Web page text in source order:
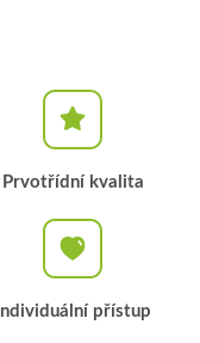
Prvotřídní kvalita
Individuální přístup